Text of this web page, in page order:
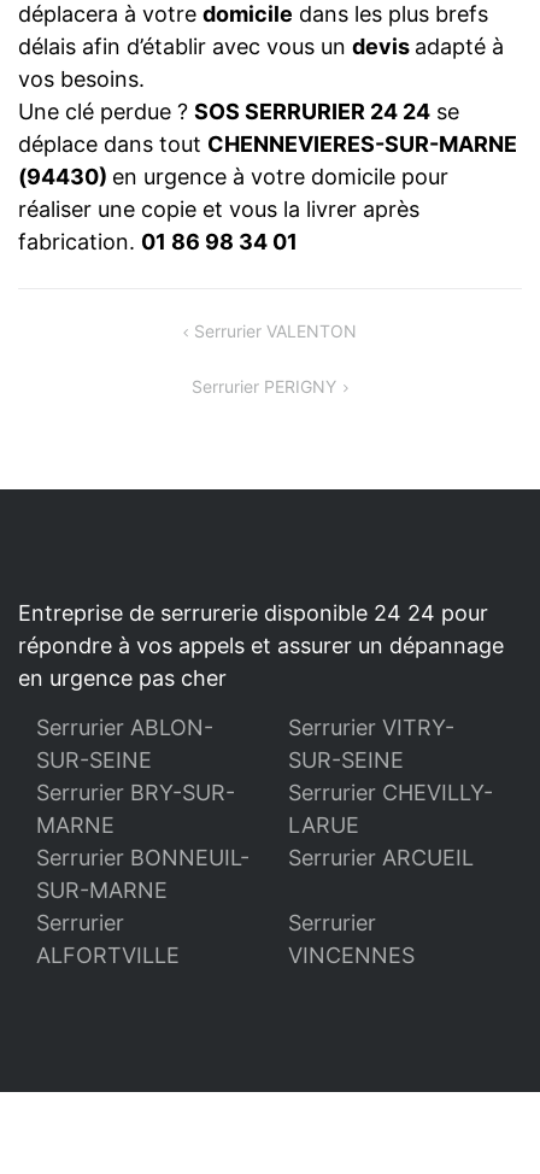
déplacera à votre domicile dans les plus brefs
délais afin d’établir avec vous un devis adapté à
vos besoins.
Une clé perdue ? SOS SERRURIER 24 24 se
déplace dans tout CHENNEVIERES-SUR-MARNE
(94430) en urgence à votre domicile pour
réaliser une copie et vous la livrer après
fabrication. 01 86 98 34 01
Serrurier VALENTON
Serrurier PERIGNY
Entreprise de serrurerie disponible 24 24 pour
répondre à vos appels et assurer un dépannage
en urgence pas cher
Serrurier ABLON-
SUR-SEINE
Serrurier VITRY-
SUR-SEINE
Serrurier BRY-SUR-
MARNE
Serrurier CHEVILLY-
LARUE
Serrurier BONNEUIL-
SUR-MARNE
Serrurier ARCUEIL
Serrurier
ALFORTVILLE
Serrurier
VINCENNES